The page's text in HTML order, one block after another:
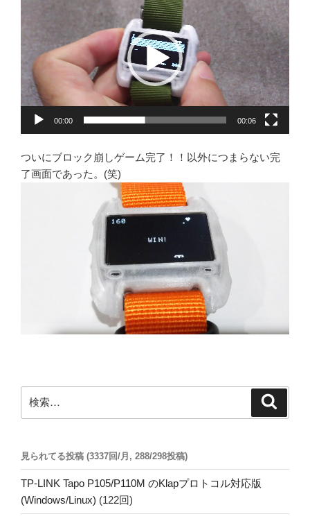
レ
ー
ヤ
ー
00:00 00:06
ついにブロック崩しゲーム完了！！以外につまらない完
了画面であった。(笑)
索:
見られてる投稿 (3337回/月, 288/298投稿)
TP-LINK Tapo P105/P110M のKlapプロトコル対応版
(Windows/Linux) (122回)